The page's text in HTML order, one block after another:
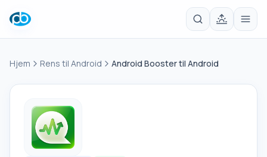
Hjem Rens til Android Android Booster til Android